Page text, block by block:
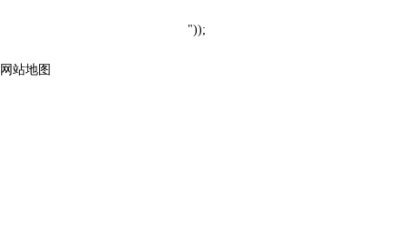
"));
网站地图